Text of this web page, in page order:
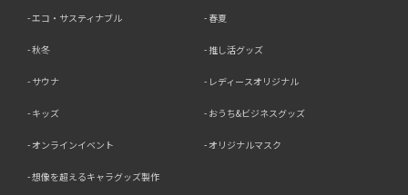
エコ・サスティナブル 春夏
秋冬 推し活グッズ
サウナ レディースオリジナル
キッズ おうち&ビジネスグッズ
オンラインイベント オリジナルマスク
想像を超えるキャラグッズ製作